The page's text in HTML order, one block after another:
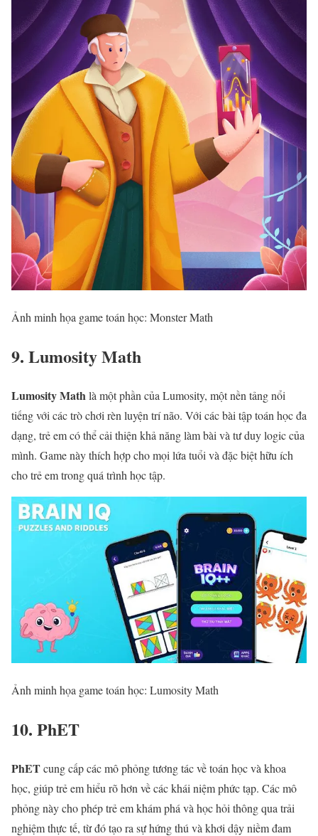
Ảnh minh họa game toán học: Monster Math
9. Lumosity Math
Lumosity Mathlà một phần của Lumosity, một nền tảng nổi
tiếng với các trò chơi rèn luyện trí não. Với các bài tập toán học đa
dạng, trẻ em có thể cải thiện khả năng làm bài và tư duy logic của
mình. Game này thích hợp cho mọi lứa tuổi và đặc biệt hữu ích
cho trẻ em trong quá trình học tập.
Ảnh minh họa game toán học: Lumosity Math
10. PhET
PhETcung cấp các mô phỏng tương tác về toán học và khoa
học, giúp trẻ em hiểu rõ hơn về các khái niệm phức tạp. Các mô
phỏng này cho phép trẻ em khám phá và học hỏi thông qua trải
nghiệm thực tế, từ đó tạo ra sự hứng thú và khơi dậy niềm đam